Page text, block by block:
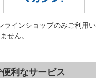
ラインショップのみご利用い
せん。
利なサービス